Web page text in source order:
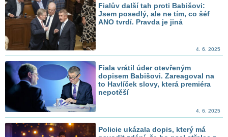
Fialův další tah proti Babišovi:
Jsem posedlý, ale ne tím, co šéf
ANO tvrdí. Pravda je jiná
4. 6. 2025
Fiala vrátil úder otevřeným
dopisem Babišovi. Zareagoval na
to Havlíček slovy, která premiéra
nepotěší
4. 6. 2025
Policie ukázala dopis, který má